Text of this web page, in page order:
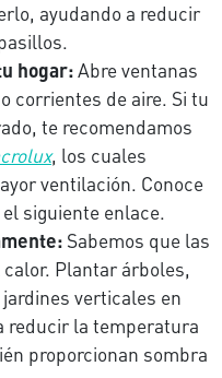
ayudando a reducir
hogar:Abre ventanas
corrientes de aire. Si tu
te recomendamos
, los cuales
ventilación. Conoce
siguiente enlace.
Sabemos que las
Plantar árboles,
verticales en
reducir la temperatura
proporcionan sombra